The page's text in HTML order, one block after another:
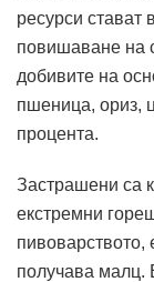
ресурси стават
повишаване на
добивите на
пшеница, ориз,
процента.
Застрашени са
екстремни
пивоварството,
получава малц.